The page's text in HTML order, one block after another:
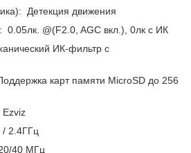
Детекция движения
0.05лк. @(F2.0, AGC вкл.), 0лк с ИК
ИК-фильтр с
карт памяти MicroSD до 256
2.4ГГц
40 МГц